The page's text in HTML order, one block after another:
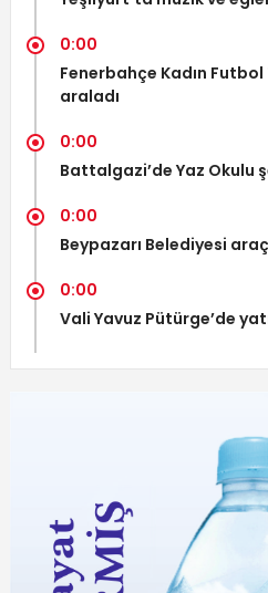
0:00
Fenerbahçe Kadın Futbol
araladı
0:00
Battalgazi’de Yaz Okulu
0:00
Beypazarı Belediyesi
0:00
Vali Yavuz Pütürge’de